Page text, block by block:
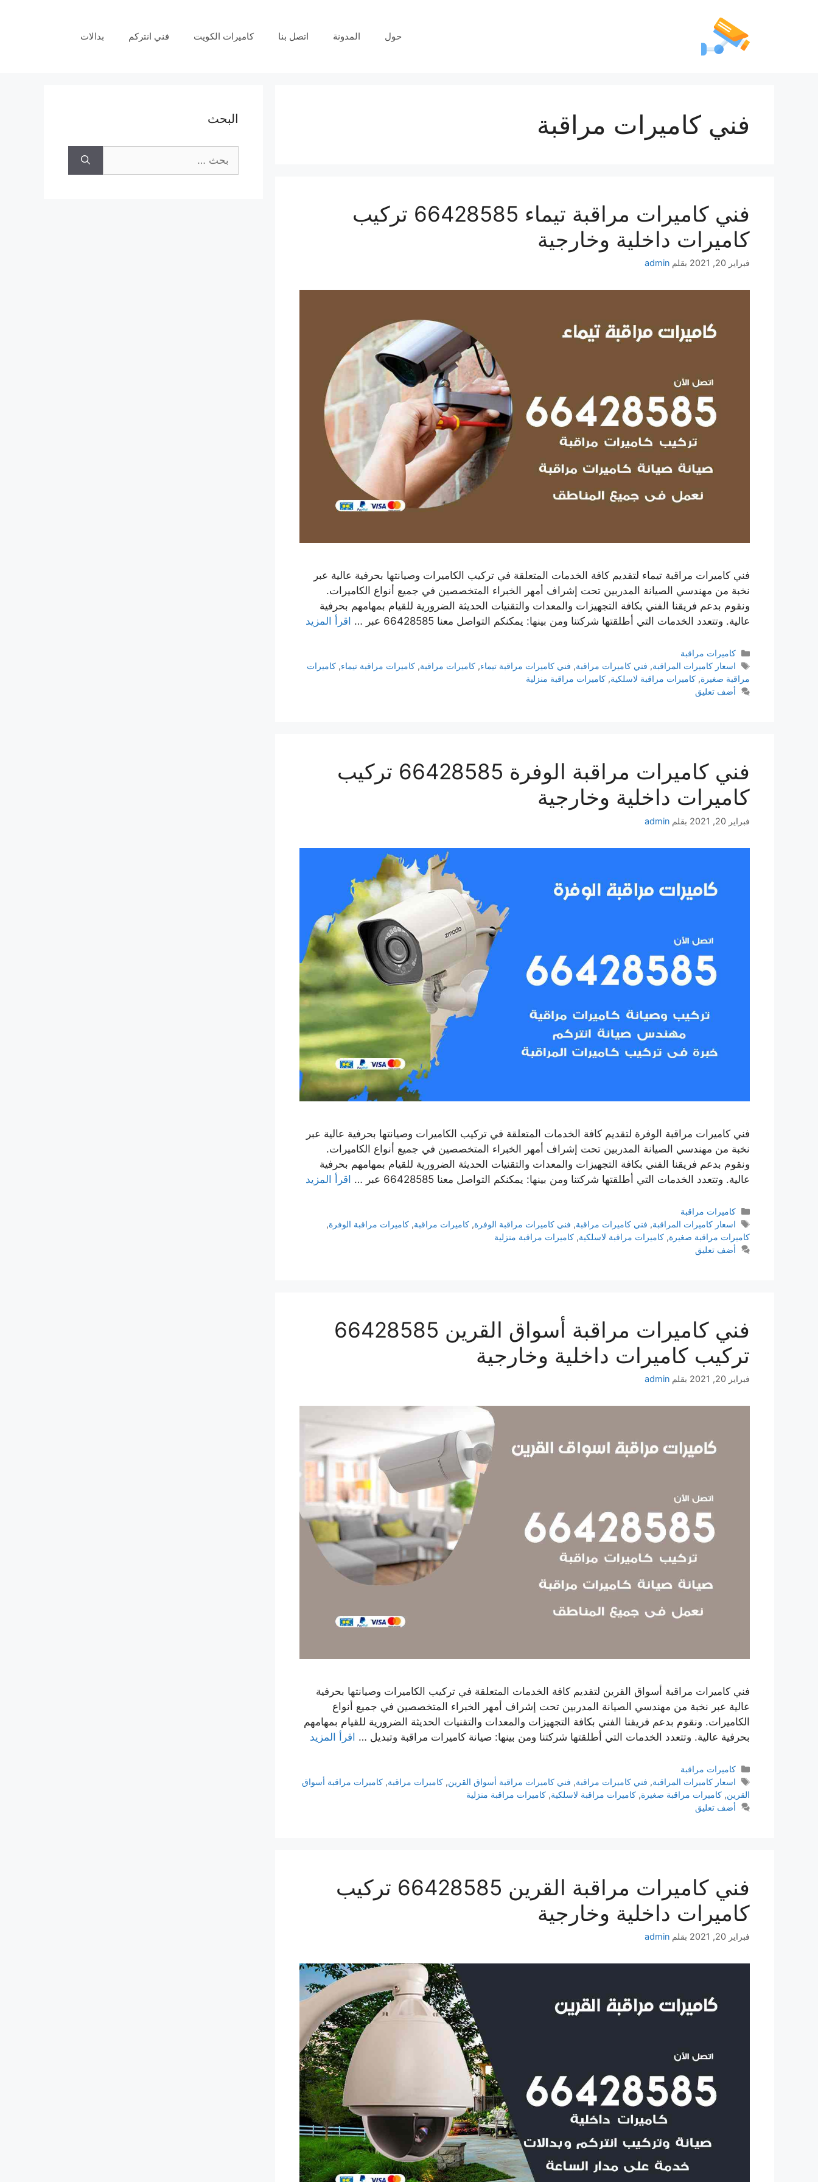
حول المدونة اتصل بنا كاميرات الكويت فني انتركم بدالات
فني كاميرات مراقبة
فني كاميرات مراقبة تيماء 66428585 تركيب
كاميرات داخلية وخارجية
فبراير 20, 2021 بقلم admin
فني كاميرات مراقبة تيماء لتقديم كافة الخدمات المتعلقة في تركيب الكاميرات وصيانتها بحرفية عالية عبر
نخبة من مهندسي الصيانة المدربين تحت إشراف أمهر الخبراء المتخصصين في جميع أنواع الكاميرات.
ونقوم بدعم فريقنا الفني بكافة التجهيزات والمعدات والتقنيات الحديثة الضرورية للقيام بمهامهم بحرفية
عالية. وتتعدد الخدمات التي أطلقتها شركتنا ومن بينها: يمكنكم التواصل معنا 66428585 عبر …
اقرأ المزيد
كاميرات مراقبة
اسعار كاميرات المراقبة, فني كاميرات مراقبة, فني كاميرات مراقبة تيماء,كاميرات مراقبة,كاميرات مراقبة تيماء,كاميرات
مراقبة صغيرة, كاميرات مراقبة لاسلكية, كاميرات مراقبة منزلية
أضف تعليق
فني كاميرات مراقبة الوفرة 66428585 تركيب
كاميرات داخلية وخارجية
فبراير 20, 2021 بقلم admin
فني كاميرات مراقبة الوفرة لتقديم كافة الخدمات المتعلقة في تركيب الكاميرات وصيانتها بحرفية عالية عبر
نخبة من مهندسي الصيانة المدربين تحت إشراف أمهر الخبراء المتخصصين في جميع أنواع الكاميرات.
ونقوم بدعم فريقنا الفني بكافة التجهيزات والمعدات والتقنيات الحديثة الضرورية للقيام بمهامهم بحرفية
عالية. وتتعدد الخدمات التي أطلقتها شركتنا ومن بينها: يمكنكم التواصل معنا 66428585 عبر …
اقرأ المزيد
كاميرات مراقبة
اسعار كاميرات المراقبة, فني كاميرات مراقبة, فني كاميرات مراقبة الوفرة,كاميرات مراقبة,كاميرات مراقبة الوفرة,
كاميرات مراقبة صغيرة, كاميرات مراقبة لاسلكية, كاميرات مراقبة منزلية
أضف تعليق
فني كاميرات مراقبة أسواق القرين 66428585
تركيب كاميرات داخلية وخارجية
فبراير 20, 2021 بقلم admin
فني كاميرات مراقبة أسواق القرين لتقديم كافة الخدمات المتعلقة في تركيب الكاميرات وصيانتها بحرفية
عالية عبر نخبة من مهندسي الصيانة المدربين تحت إشراف أمهر الخبراء المتخصصين في جميع أنواع
الكاميرات. ونقوم بدعم فريقنا الفني بكافة التجهيزات والمعدات والتقنيات الحديثة الضرورية للقيام بمهامهم
بحرفية عالية. وتتعدد الخدمات التي أطلقتها شركتنا ومن بينها: صيانة كاميرات مراقبة وتبديل … اقرأ المزيد
كاميرات مراقبة
اسعار كاميرات المراقبة, فني كاميرات مراقبة, فني كاميرات مراقبة أسواق القرين,كاميرات مراقبة,كاميرات مراقبة أسواق
القرين, كاميرات مراقبة صغيرة, كاميرات مراقبة لاسلكية, كاميرات مراقبة منزلية
أضف تعليق
فني كاميرات مراقبة القرين 66428585 تركيب
كاميرات داخلية وخارجية
فبراير 20, 2021 بقلم admin
البحث